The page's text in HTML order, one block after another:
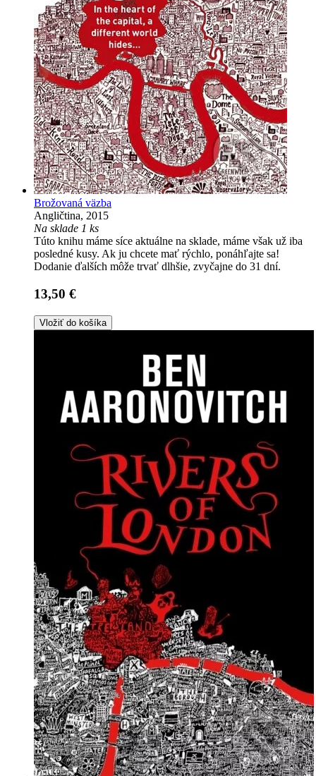
Brožovaná väzba
Angličtina, 2015
Na sklade 1 ks
Túto knihu máme síce aktuálne na sklade, máme však už iba
posledné kusy. Ak ju chcete mať rýchlo, ponáhľajte sa!
Dodanie ďalších môže trvať dlhšie, zvyčajne do 31 dní.
13,50 €
Vložiť do košíka